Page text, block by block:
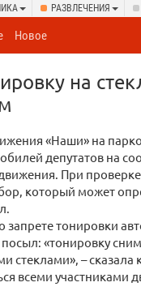
РАЗВЛЕЧЕНИЯ
Новое
на
«Наши» на
депутатов на
При
который может
тонировки
«тонировку
стеклами», –
всеми участниками